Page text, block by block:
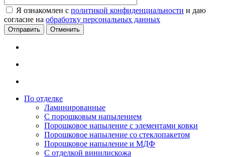
Я ознакомлен с политикой конфиденциальности и даю
согласие на обработку персональных данных
Отменить
По отделке
Ламинированные
С порошковым напылением
Порошковое напыление с элементами ковки
Порошковое напыление со стеклопакетом
Порошковое напыление и МДФ
С отделкой винилискожа